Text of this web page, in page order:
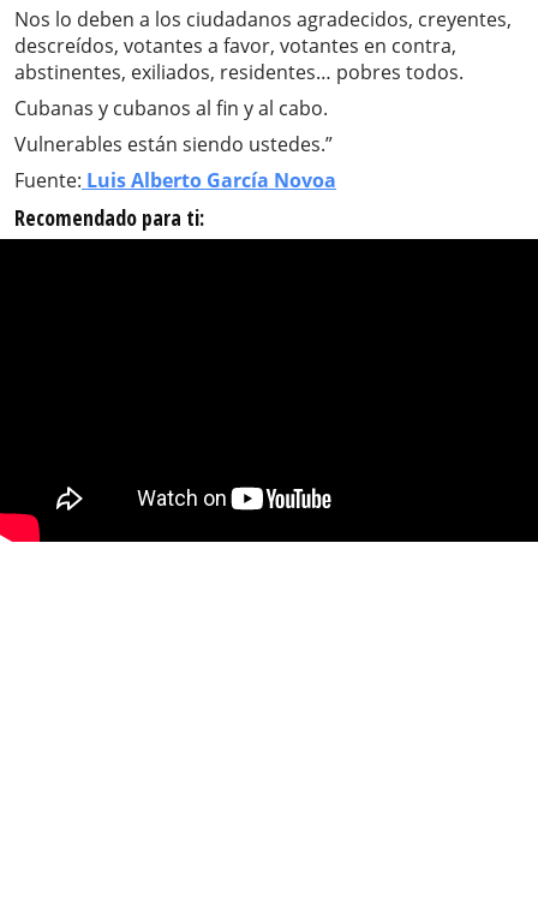
Nos lo deben a los ciudadanos agradecidos, creyentes,
descreídos, votantes a favor, votantes en contra,
abstinentes, exiliados, residentes… pobres todos.
Cubanas y cubanos al fin y al cabo.
Vulnerables están siendo ustedes.”
Fuente: Luis Alberto García Novoa
Recomendado para ti: